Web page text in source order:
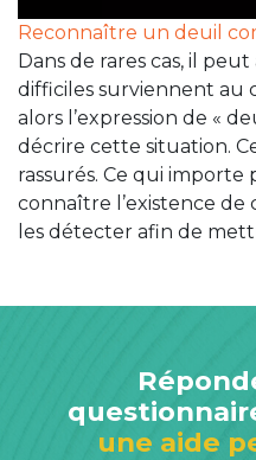
Reconnaître un deuil
Dans de rares cas, il
difficiles surviennent au
alors l’expression de «
décrire cette situation.
rassurés. Ce qui importe
connaître l’existence de
les détecter afin de
une aide